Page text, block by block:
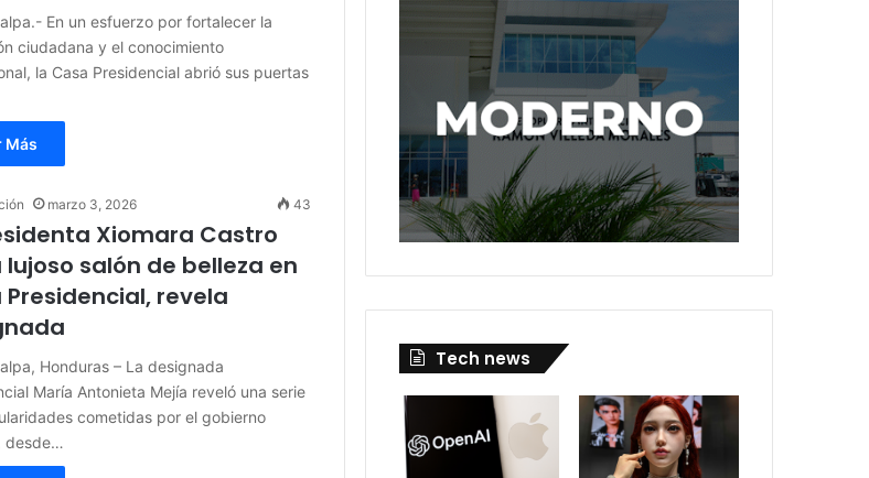
En un esfuerzo por fortalecer la
ciudadana y el conocimiento
la Casa Presidencial abrió sus puertas
Más
marzo 3, 2026 43
Xiomara Castro
salón de belleza en
Presidencial, revela
Honduras – La designada
María Antonieta Mejía reveló una serie
cometidas por el gobierno
desde…
Tech news